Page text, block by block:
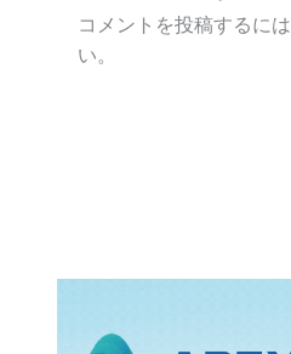
コメントを投稿するには
い。